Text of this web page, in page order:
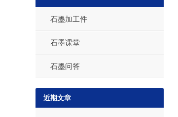
石墨加工件
石墨课堂
石墨问答
近期文章